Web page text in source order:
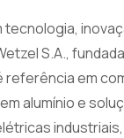
tecnologia,
S.A.,
referência em
alumínio e